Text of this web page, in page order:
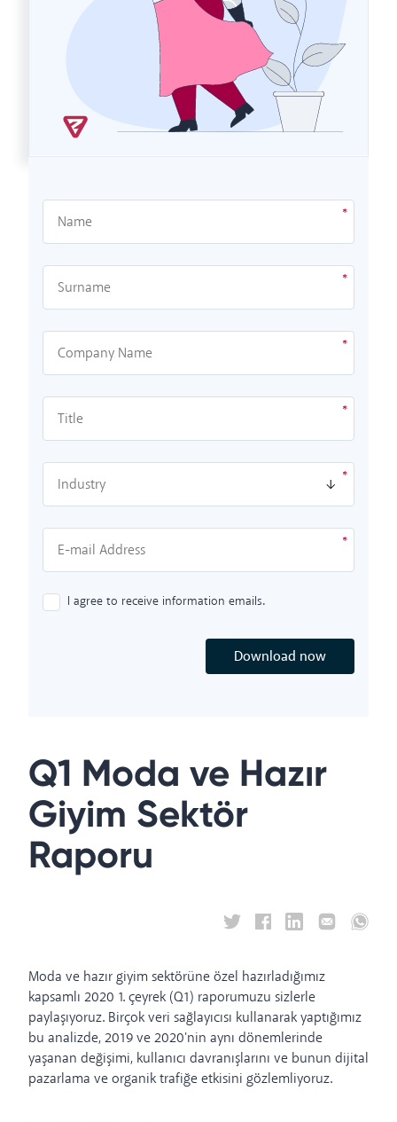
I agree to receive information emails.
Download now
Q1 Moda ve Hazır
Giyim Sektör
Raporu
Moda ve hazır giyim sektörüne özel hazırladığımız
kapsamlı 2020 1. çeyrek (Q1) raporumuzu sizlerle
paylaşıyoruz. Birçok veri sağlayıcısı kullanarak yaptığımız
bu analizde, 2019 ve 2020'nin aynı dönemlerinde
yaşanan değişimi, kullanıcı davranışlarını ve bunun dijital
pazarlama ve organik trafiğe etkisini gözlemliyoruz.